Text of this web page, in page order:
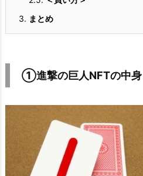
3. まとめ
①進撃の巨人NFTの中身